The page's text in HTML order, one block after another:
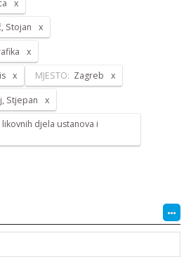
Stojan
MJESTO: Zagreb
Stjepan
djela ustanova i